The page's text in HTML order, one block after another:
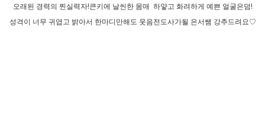
오래된 경력의 찐실력자!큰키에 날씬한 몸매 하얗고 화려하게 예쁜 얼굴은덤!
성격이 너무 귀엽고 밝아서 한마디만해도 웃음전도사가될 은서쌤 강추드려요♡